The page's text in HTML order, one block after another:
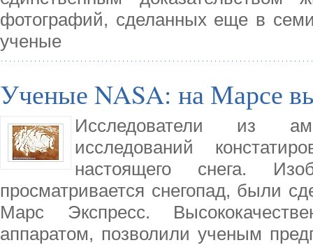
фотографий, сделанных еще в
ученые
Ученые NASA: на Марсе
Исследователи из
исследований
настоящего снега.
просматривается снегопад, были
Марс Экспресс.
аппаратом, позволили ученым